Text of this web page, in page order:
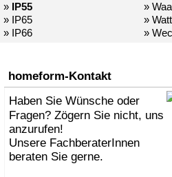
» IP55
» IP65
» IP66
»
» Watt
»
homeform-Kontakt
Haben Sie Wünsche oder
Fragen? Zögern Sie nicht, uns
anzurufen!
Unsere FachberaterInnen
beraten Sie gerne.